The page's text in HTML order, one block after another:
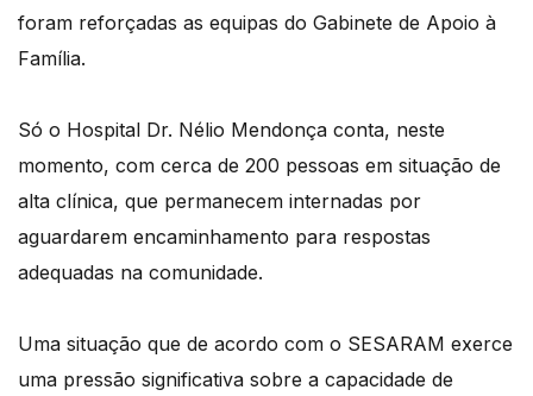
foram reforçadas as equipas do Gabinete de Apoio à
Família.
Só o Hospital Dr. Nélio Mendonça conta, neste
momento, com cerca de 200 pessoas em situação de
alta clínica, que permanecem internadas por
aguardarem encaminhamento para respostas
adequadas na comunidade.
Uma situação que de acordo com o SESARAM exerce
uma pressão significativa sobre a capacidade de